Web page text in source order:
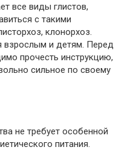
все виды глистов,
с такими
клонорхоз.
взрослым и детям. Перед
прочесть инструкцию,
сильное по своему
не требует особенной
питания.